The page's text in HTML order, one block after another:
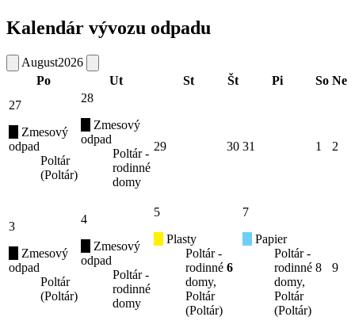
Kalendár vývozu odpadu
August2026
Po
Ut St Št Pi So Ne
27
Zmesový
odpad
Poltár
(Poltár)
28
Zmesový
odpad
Poltár -
rodinné
domy
29 30 31 1 2
3
Zmesový
odpad
Poltár
(Poltár)
4
Zmesový
odpad
Poltár -
rodinné
domy
5
Plasty
Poltár -
rodinné
domy,
Poltár
(Poltár)
6
7
Papier
Poltár -
rodinné
domy,
Poltár
(Poltár)
8 9